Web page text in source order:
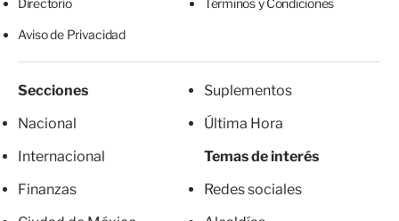
Directorio Términos y Condiciones
Aviso de Privacidad
Secciones
Nacional
Internacional
Finanzas
Suplementos
Última Hora
Temas de interés
Redes sociales